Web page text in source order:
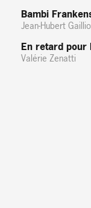
Bambi
Jean-Hubert
En retard pour
Valérie Zenatti